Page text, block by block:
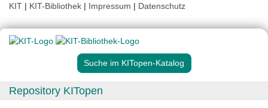
KIT | KIT-Bibliothek | Impressum | Datenschutz
Suche im KITopen-Katalog
Repository KITopen